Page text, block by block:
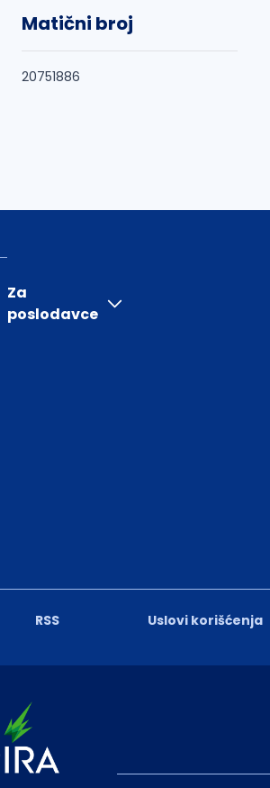
Matični broj
20751886
RSS Uslovi korišćenja
Za
poslodavce